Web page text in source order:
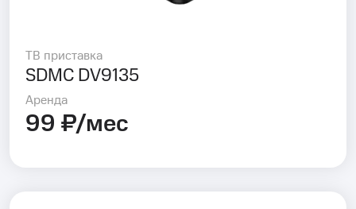
ТВ приставка
SDMC DV9135
Аренда
99 ₽/мес